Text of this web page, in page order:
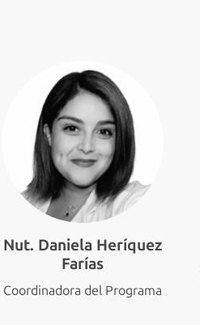
Nut. Daniela Heríquez
Farías
Coordinadora del Programa